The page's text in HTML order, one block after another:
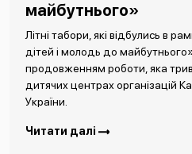
майбутнього»
Літні табори, які відбулись в
дітей і молодь до
продовженням роботи, яка
дитячих центрах організацій
України.
Читати далі